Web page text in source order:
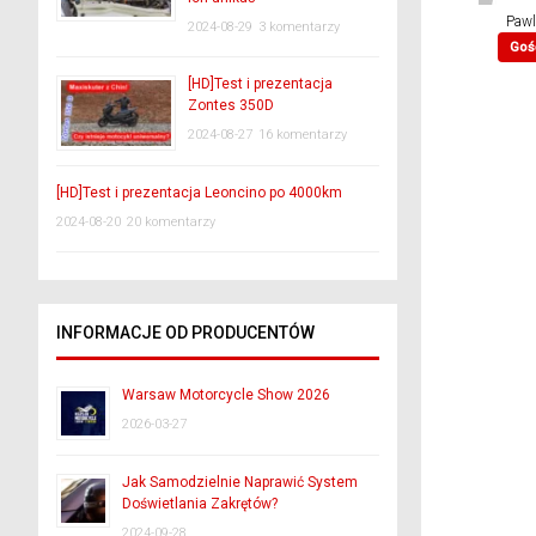
2024-08-29 3 komentarzy
[HD]Test i prezentacja
Zontes 350D
2024-08-27 16 komentarzy
[HD]Test i prezentacja Leoncino po 4000km
2024-08-20 20 komentarzy
INFORMACJE OD PRODUCENTÓW
Warsaw Motorcycle Show 2026
2026-03-27
Jak Samodzielnie Naprawić System
Doświetlania Zakrętów?